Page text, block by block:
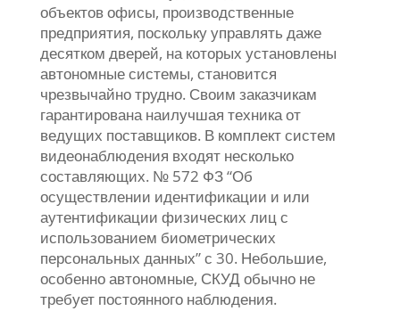
объектов офисы, производственные
предприятия, поскольку управлять даже
десятком дверей, на которых установлены
автономные системы, становится
чрезвычайно трудно. Своим заказчикам
гарантирована наилучшая техника от
ведущих поставщиков. В комплект систем
видеонаблюдения входят несколько
составляющих. № 572 ФЗ “Об
осуществлении идентификации и или
аутентификации физических лиц с
использованием биометрических
персональных данных” с 30. Небольшие,
особенно автономные, СКУД обычно не
требует постоянного наблюдения.